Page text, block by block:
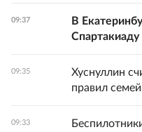
09:37
В
09:35
Хуснуллин
правил
09:33